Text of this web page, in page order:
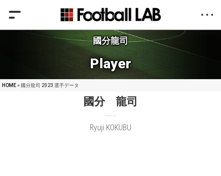
國分龍司
Player
HOME» 國分龍司 2023 選手データ
國分 龍司
Ryuji KOKUBU